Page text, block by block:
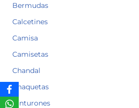
Bermudas
Calcetines
Camisa
Camisetas
Chandal
Chaquetas
Cinturones